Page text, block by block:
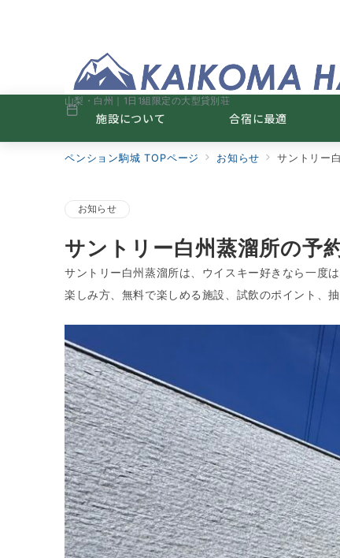
山梨・白州｜1日1組限定の大型貸別荘
施設について 合宿に最適
ペンション駒城 TOPページ お知らせ サントリー
お知らせ
サントリー白州蒸溜所の予
サントリー白州蒸溜所は、ウイスキー好きなら一度
楽しみ方、無料で楽しめる施設、試飲のポイント、